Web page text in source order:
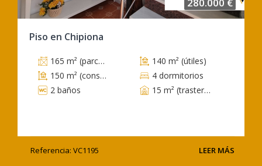
Piso en Chipiona
165 m² (parcela)
140 m² (útiles)
150 m² (construidos)
4 dormitorios
2 baños
15 m² (trastero)
Referencia: VC1195 LEER MÁS